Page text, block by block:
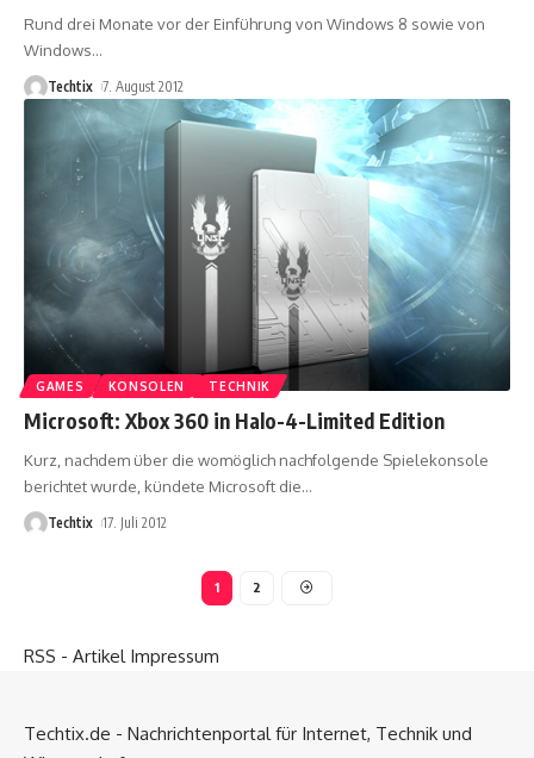
Rund drei Monate vor der Einführung von Windows 8 sowie von
Windows…
Techtix 7. August 2012
GAMES KONSOLEN TECHNIK
Microsoft: Xbox 360 in Halo-4-Limited Edition
Kurz, nachdem über die womöglich nachfolgende Spielekonsole
berichtet wurde, kündete Microsoft die…
Techtix 17. Juli 2012
1 2
RSS - Artikel Impressum
Techtix.de - Nachrichtenportal für Internet, Technik und